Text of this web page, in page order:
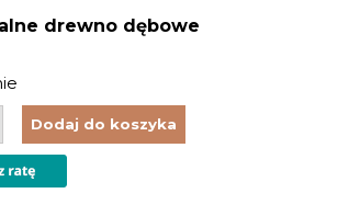
drewno dębowe
Dodaj do koszyka